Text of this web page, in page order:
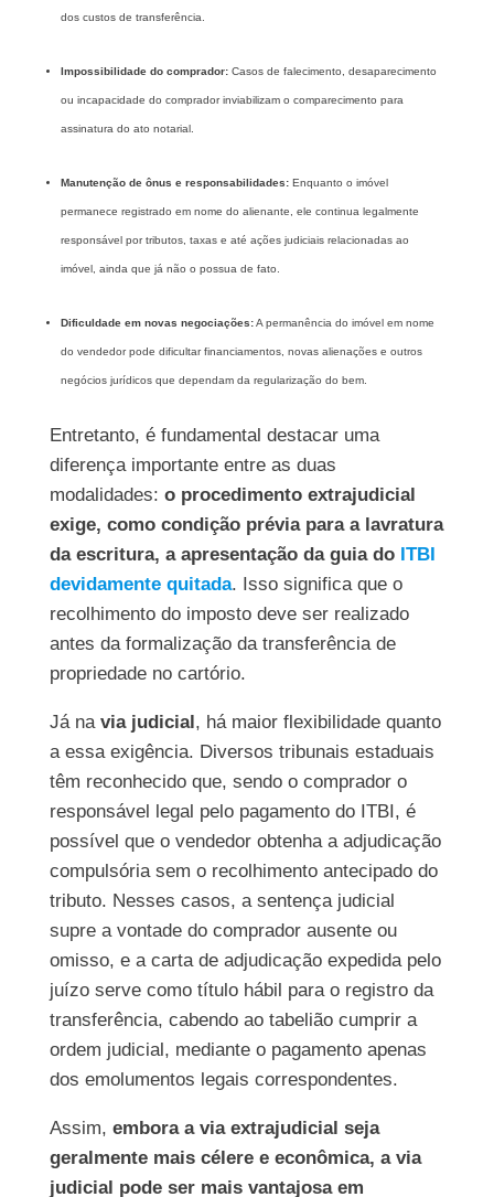
dos custos de transferência.
Impossibilidade do comprador:Casos de falecimento, desaparecimento
ou incapacidade do comprador inviabilizam o comparecimento para
assinatura do ato notarial.
Manutenção de ônus e responsabilidades:Enquanto o imóvel
permanece registrado em nome do alienante, ele continua legalmente
responsável por tributos, taxas e até ações judiciais relacionadas ao
imóvel, ainda que já não o possua de fato.
Dificuldade em novas negociações:A permanência do imóvel em nome
do vendedor pode dificultar financiamentos, novas alienações e outros
negócios jurídicos que dependam da regularização do bem.
Entretanto, é fundamental destacar uma
diferença importante entre as duas
modalidades: o procedimento extrajudicial
exige, como condição prévia para a lavratura
da escritura, a apresentação da guia do ITBI
devidamente quitada. Isso significa que o
recolhimento do imposto deve ser realizado
antes da formalização da transferência de
propriedade no cartório.
Já na via judicial, há maior flexibilidade quanto
a essa exigência. Diversos tribunais estaduais
têm reconhecido que, sendo o comprador o
responsável legal pelo pagamento do ITBI, é
possível que o vendedor obtenha a adjudicação
compulsória sem o recolhimento antecipado do
tributo. Nesses casos, a sentença judicial
supre a vontade do comprador ausente ou
omisso, e a carta de adjudicação expedida pelo
juízo serve como título hábil para o registro da
transferência, cabendo ao tabelião cumprir a
ordem judicial, mediante o pagamento apenas
dos emolumentos legais correspondentes.
Assim, embora a via extrajudicial seja
geralmente mais célere e econômica, a via
judicial pode ser mais vantajosa em